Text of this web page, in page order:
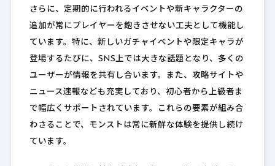
さらに、定期的に行われるイベントや新キャラクターの
追加が常にプレイヤーを飽きさせない工夫として機能し
ています。特に、新しいガチャイベントや限定キャラが
登場するたびに、SNS上では大きな話題となり、多くの
ユーザーが情報を共有し合います。また、攻略サイトや
ニュース速報なども充実しており、初心者から上級者ま
で幅広くサポートされています。これらの要素が組み合
わさることで、モンストは常に新鮮な体験を提供し続け
ています。